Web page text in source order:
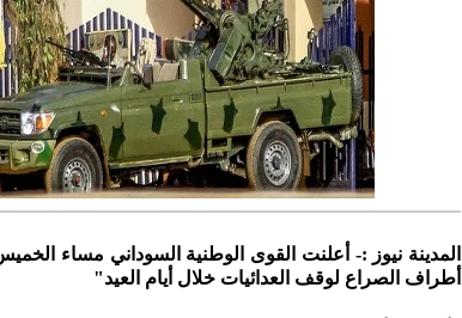
المدينة نيوز :- أعلنت القوى الوطنية السوداني مساء
أطراف الصراع لوقف العدائيات خلال أيام العيد"